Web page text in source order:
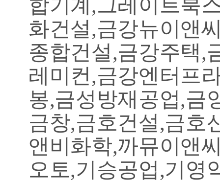
합기계,그레이트북
화건설,금강뉴이앤
종합건설,금강주택,
레미컨,금강엔터프
봉,금성방재공업,금
금창,금호건설,금호
앤비화학,까뮤이앤
오토,기승공업,기영